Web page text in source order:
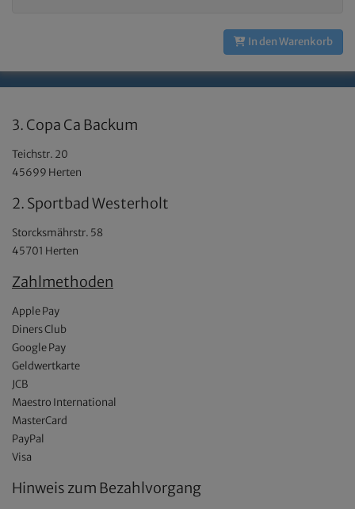
In den Warenkorb
3. Copa Ca Backum
Teichstr. 20
45699 Herten
2. Sportbad Westerholt
Storcksmährstr. 58
45701 Herten
Zahlmethoden
Apple Pay
Diners Club
Google Pay
Geldwertkarte
JCB
Maestro International
MasterCard
PayPal
Visa
Hinweis zum Bezahlvorgang